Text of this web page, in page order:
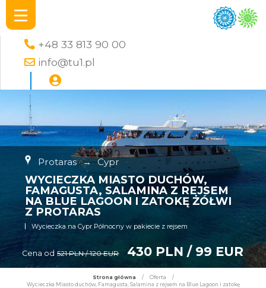
+48 33 813 90 00
info@tu1.pl
Protaras → Cypr
WYCIECZKA MIASTO DUCHÓW,
FAMAGUSTA, SALAMINA Z REJSEM
NA BLUE LAGOON I ZATOKĘ ŻÓŁWI
Z PROTARAS
Wycieczka na Cypr Północny w pakiecie z rejsem
Cena od 521 PLN / 120 EUR 430 PLN / 99 EUR
Strona główna / Oferta
/
Wycieczka Miasto duchów, Famagusta, Salamina z rejsem na Blue Lagoon i zatokę